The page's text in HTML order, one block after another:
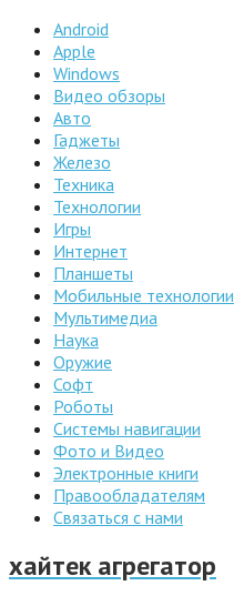
Android
Apple
Windows
Видео обзоры
Авто
Гаджеты
Железо
Техника
Технологии
Игры
Интернет
Планшеты
Мобильные технологии
Мультимедиа
Наука
Оружие
Софт
Роботы
Системы навигации
Фото и Видео
Электронные книги
Правообладателям
Связаться с нами
хайтек агрегатор